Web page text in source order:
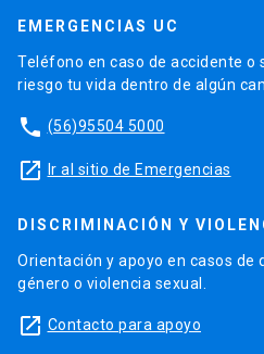
EMERGENCIAS UC
Teléfono en caso de accidente o
riesgo tu vida dentro de algún
phone (56)95504 5000
launch Ir al sitio de Emergencias
DISCRIMINACIÓN Y
Orientación y apoyo en casos de
género o violencia sexual.
launch Contacto para apoyo